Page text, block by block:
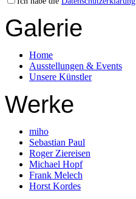
Galerie
Home
Ausstellungen & Events
Unsere Künstler
Werke
miho
Sebastian Paul
Roger Ziereisen
Michael Hopf
Frank Melech
Horst Kordes